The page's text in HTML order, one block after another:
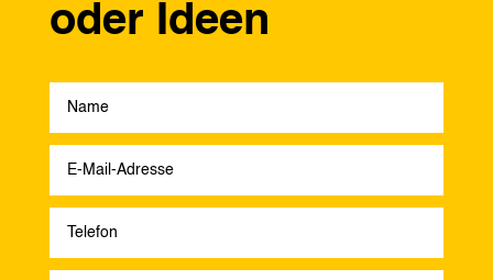
oder Ideen